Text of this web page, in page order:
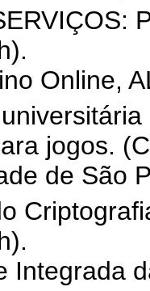
Online,
jogos.
de São
Integrada